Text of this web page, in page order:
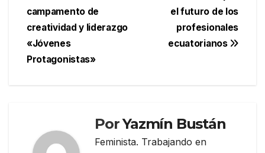
de
entradas
el futuro de los
profesionales
ecuatorianos
campamento de
creatividad y liderazgo
«Jóvenes
Protagonistas»
PorYazmín Bustán
Feminista. Trabajando en